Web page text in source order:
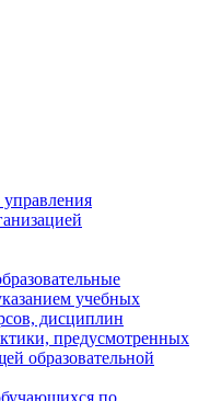
учебных
дисциплин
предусмотренных
образовательной
по